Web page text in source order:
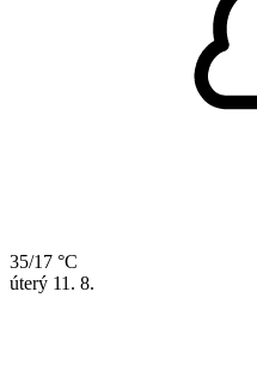
35/17 °C
úterý 11. 8.